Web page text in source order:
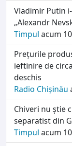
Vladimir Putin
„Alexandr
Timpul acum
Prețurile
ieftinire de
deschis
Radio Chișinău
Chiveri nu știe
separatist din
Timpul acum